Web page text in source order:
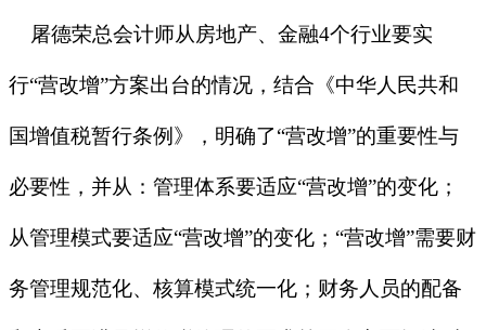
屠德荣总会计师从房地产、金融4个行业要实
行“营改增”方案出台的情况，结合《中华人民共和
国增值税暂行条例》，明确了“营改增”的重要性与
必要性，并从：管理体系要适应“营改增”的变化；
从管理模式要适应“营改增”的变化； “营改增”需要财
务管理规范化、核算模式统一化；财务人员的配备